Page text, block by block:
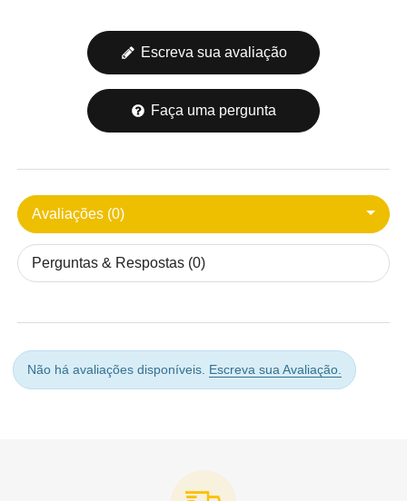
Escreva sua avaliação
Faça uma pergunta
Avaliações (0)
Perguntas & Respostas (0)
Não há avaliações disponíveis. Escreva sua Avaliação.